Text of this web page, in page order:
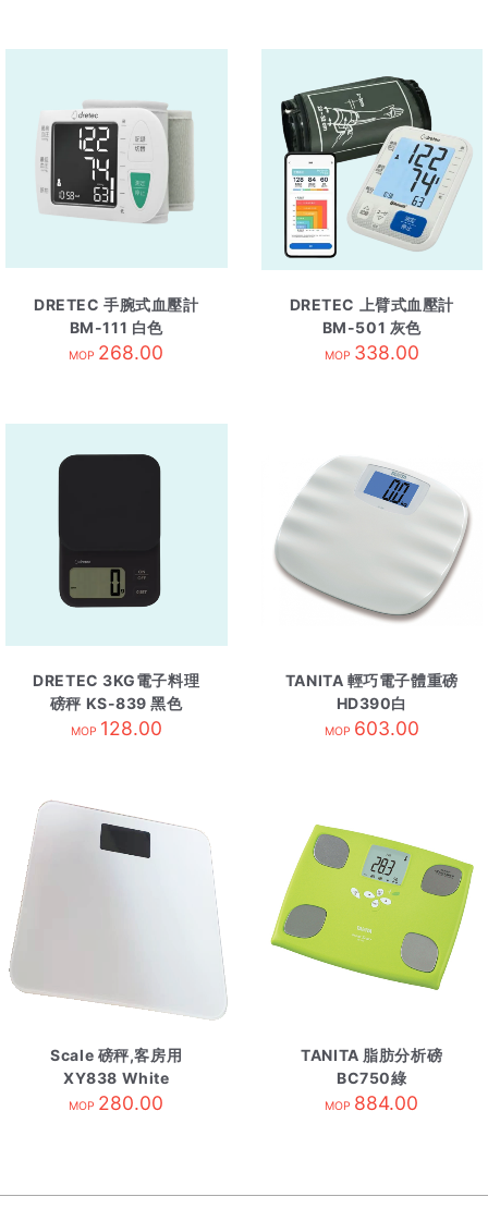
DRETEC 手腕式血壓計
BM-111 白色
MOP 268.00
DRETEC 上臂式血壓計
BM-501 灰色
MOP 338.00
DRETEC 3KG電子料理
磅秤 KS-839 黑色
MOP 128.00
TANITA 輕巧電子體重磅
HD390白
MOP 603.00
Scale 磅秤,客房用
XY838 White
MOP 280.00
TANITA 脂肪分析磅
BC750綠
MOP 884.00